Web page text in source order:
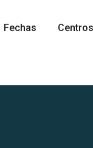
Fechas